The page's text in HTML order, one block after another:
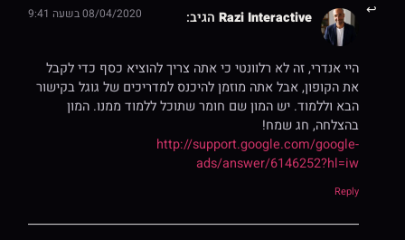
Razi Interactiveהגיב: 08/04/2020 בשעה 9:41
היי אנדרי, זה לא רלוונטי כי אתה צריך להוציא כסף כדי לקבל
את הקופון, אבל אתה מוזמן להיכנס למדריכים של גוגל בקישור
הבא וללמוד. יש המון שם חומר שתוכל ללמוד ממנו. המון
בהצלחה, חג שמח!
http://support.google.com/google-
ads/answer/6146252?hl=iw
Reply